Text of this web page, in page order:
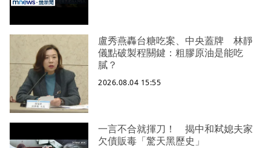
盧秀燕轟台糖吃案、中央蓋牌 林靜
儀點破製程關鍵：粗膠原油是能吃
膩？
2026.08.04 15:55
一言不合就揮刀！ 揭中和弒媳夫家
欠債販毒「驚天黑歷史」